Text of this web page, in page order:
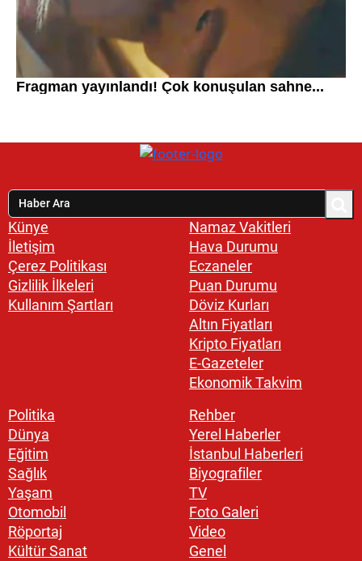
Künye
İletişim
Çerez Politikası
Gizlilik İlkeleri
Kullanım Şartları
Namaz Vakitleri
Hava Durumu
Eczaneler
Puan Durumu
Döviz Kurları
Altın Fiyatları
Kripto Fiyatları
E-Gazeteler
Ekonomik Takvim
Politika
Dünya
Eğitim
Sağlık
Yaşam
Otomobil
Röportaj
Kültür Sanat
Rehber
Yerel Haberler
İstanbul Haberleri
Biyografiler
TV
Foto Galeri
Video
Genel